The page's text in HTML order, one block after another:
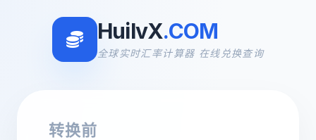
HuilvX.COM
全球实时汇率计算器 在线兑换查询
转换前